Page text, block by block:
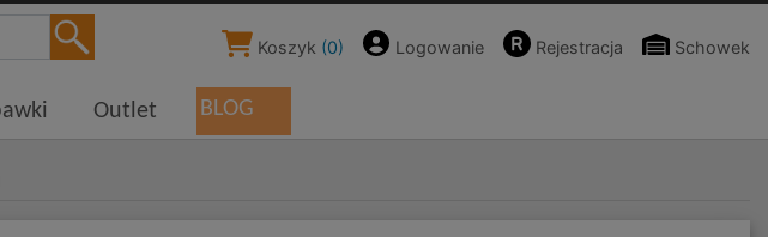
Koszyk (0) Logowanie Rejestracja Schowek
Outlet BLOG